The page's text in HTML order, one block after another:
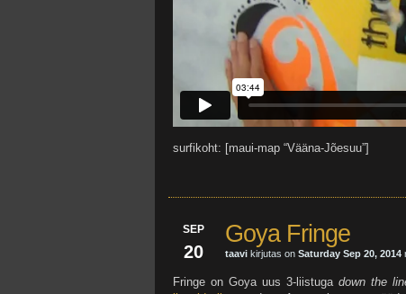
surfikoht: [maui-map “Vääna-Jõesuu”]
SEP
20
Goya Fringe
taavi kirjutas on Saturday Sep 20, 2014
Fringe on Goya uus 3-liistugadown the